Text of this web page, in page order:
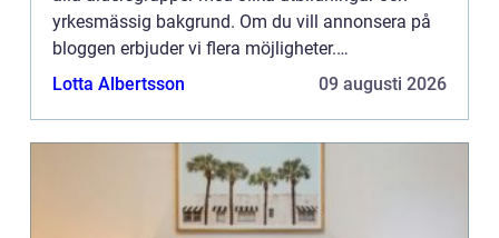
yrkesmässig bakgrund. Om du vill annonsera på
bloggen erbjuder vi flera möjligheter.
Bannerannonser är endast ett av alternativen.
Lotta Albertsson 09 augusti 2026